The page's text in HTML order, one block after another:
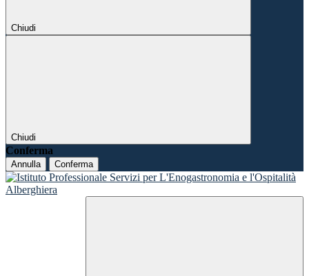
Chiudi
Chiudi
Conferma
Annulla Conferma